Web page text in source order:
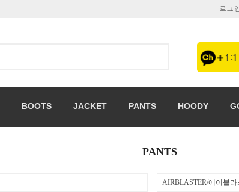
로그
BOOTS JACKET PANTS HOODY
PANTS
AIRBLASTER/에어블라